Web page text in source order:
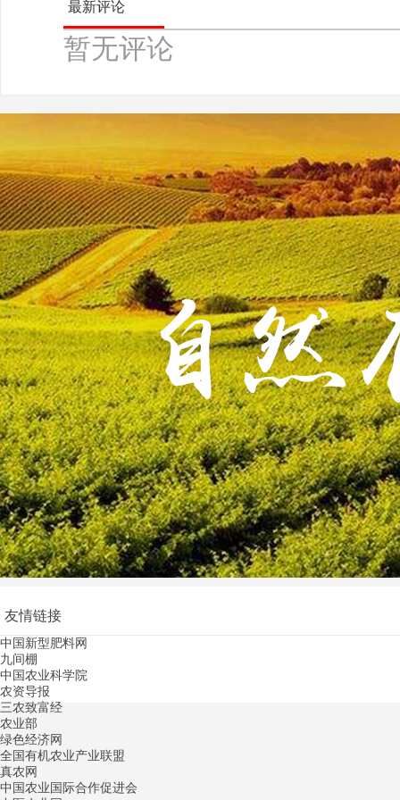
最新评论
暂无评论
友情链接
中国新型肥料网
九间棚
中国农业科学院
农资导报
三农致富经
农业部
绿色经济网
全国有机农业产业联盟
真农网
中国农业国际合作促进会